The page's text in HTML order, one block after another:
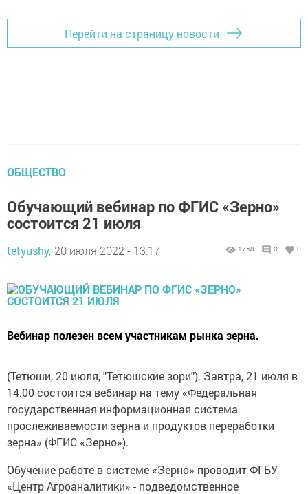
Перейти на страницу новости
ОБЩЕСТВО
Обучающий вебинар по ФГИС «Зерно»
состоится 21 июля
tetyushy, 20 июля 2022 - 13:17 1758 0 0
Вебинар полезен всем участникам рынка зерна.
(Тетюши, 20 июля, "Тетюшские зори"). Завтра, 21 июля в
14.00 состоится вебинар на тему «Федеральная
государственная информационная система
прослеживаемости зерна и продуктов переработки
зерна» (ФГИС «Зерно»).
Обучение работе в системе «Зерно» проводит ФГБУ
«Центр Агроаналитики» - подведомственное